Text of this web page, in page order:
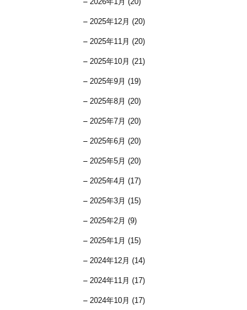
2025年12月 (20)
2025年11月 (20)
2025年10月 (21)
2025年9月 (19)
2025年8月 (20)
2025年7月 (20)
2025年6月 (20)
2025年5月 (20)
2025年4月 (17)
2025年3月 (15)
2025年2月 (9)
2025年1月 (15)
2024年12月 (14)
2024年11月 (17)
2024年10月 (17)